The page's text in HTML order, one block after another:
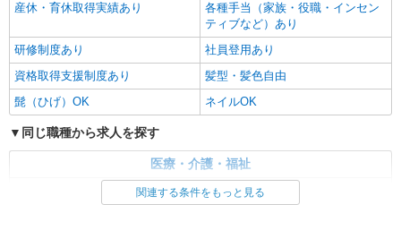
産休・育休取得実績あり
各種手当（家族・役職・インセン
ティブなど）あり
研修制度あり
社員登用あり
資格取得支援制度あり
髪型・髪色自由
髭（ひげ）OK
ネイルOK
同じ職種から求人を探す
医療・介護・福祉
関連する条件をもっと見る